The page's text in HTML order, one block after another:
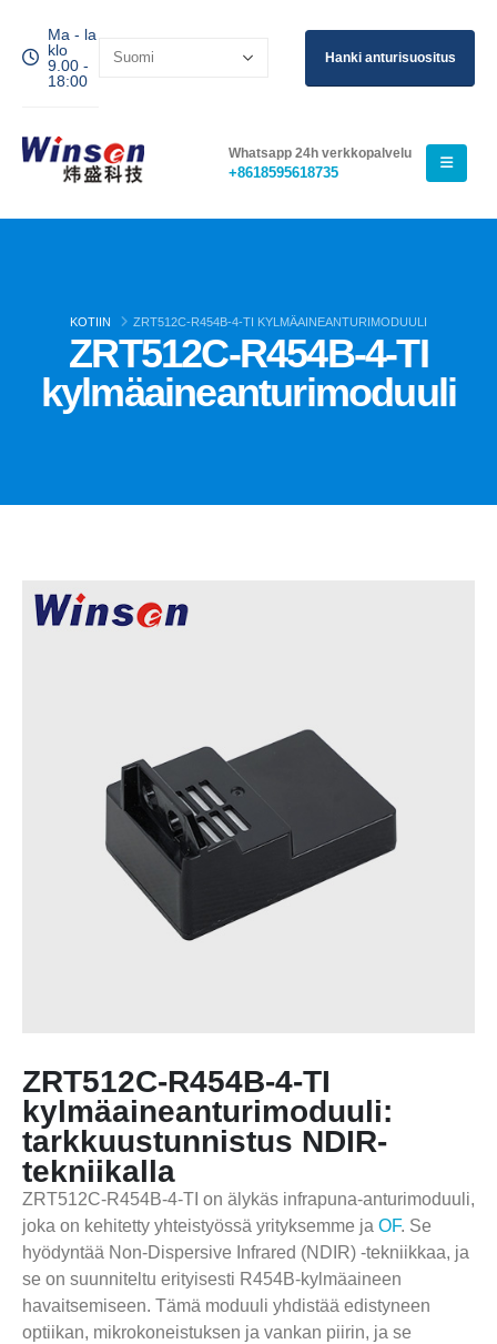
Ma - la
klo
9.00 -
18:00
Hanki anturisuositus
Whatsapp 24h verkkopalvelu
+8618595618735
KOTIIN ZRT512C-R454B-4-TI KYLMÄAINEANTURIMODUULI
ZRT512C-R454B-4-TI
kylmäaineanturimoduuli
ZRT512C-R454B-4-TI
kylmäaineanturimoduuli:
tarkkuustunnistus NDIR-
tekniikalla
ZRT512C-R454B-4-TI on älykäs infrapuna-anturimoduuli,
joka on kehitetty yhteistyössä yrityksemme ja OF. Se
hyödyntää Non-Dispersive Infrared (NDIR) -tekniikkaa, ja
se on suunniteltu erityisesti R454B-kylmäaineen
havaitsemiseen. Tämä moduuli yhdistää edistyneen
optiikan, mikrokoneistuksen ja vankan piirin, ja se